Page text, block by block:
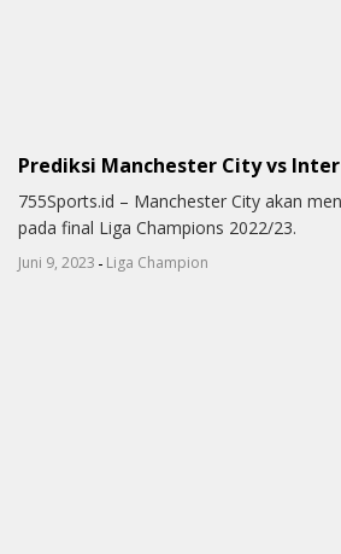
Prediksi Manchester City vs
755Sports.id – Manchester City akan
pada final Liga Champions 2022/23.
Juni 9, 2023 - Liga Champion